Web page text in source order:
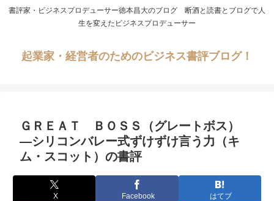
書評家・ビジネスプロデューサー徳本昌大のブログ 断酒と読書とブログで人
生を変えたビジネスプロデューサー
起業家・経営者のためのビジネス書評ブログ！
ＧＲＥＡＴ ＢＯＳＳ（グレートボス）
―シリコンバレー式ずけずけ言う力（キ
ム・スコット）の書評
X Facebook はてブ